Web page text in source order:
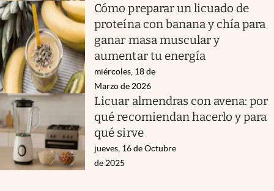
Cómo preparar un licuado de
proteína con banana y chía para
ganar masa muscular y
aumentar tu energía
miércoles, 18 de
Marzo de 2026
Licuar almendras con avena: por
qué recomiendan hacerlo y para
qué sirve
jueves, 16 de Octubre
de 2025